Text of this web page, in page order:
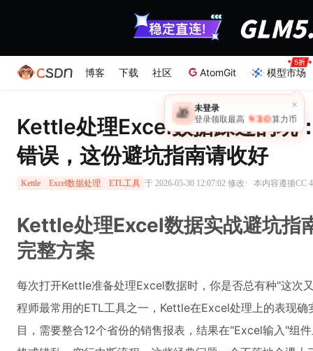
博客 下载 社区 AtomGit 模型市场
×
🎁 未登录
登录领取最高 ￥30 算力币
Kettle处理Excel数据踩过的坑
错误，这份避坑指南请收好
Kettle Excel数据处理 ETL工具 于 2026-05-30 12:07:02 修改· 本内容遵循CC
Kettle处理Excel数据实战避坑指
完整方案
每次打开Kettle准备处理Excel数据时，你是否总有种"这次
程师最常用的ETL工具之一，Kettle在Excel处理上的表现
目，需要整合12个省份的销售报表，结果在"Excel输入"